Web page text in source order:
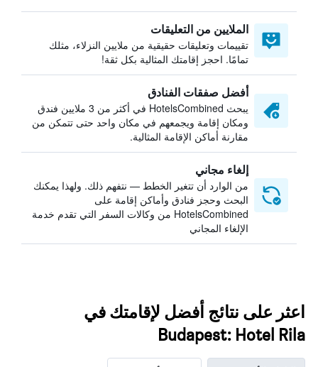
الملايين من التعليقات
تقييمات وتعليقات حقيقية من ملايين النزلاء، مثلك
تمامًا. احجز إقامتك المثالية بكل ثقة!
أفضل صفقات الفنادق
يبحث HotelsCombined في أكثر من 3 ملايين فندق
ومكان إقامة ويجمعهم في مكان واحد حتى تتمكن من
مقارنة أماكن الإقامة المثالية.
إلغاء مجاني
من الوارد أن تتغير الخطط — نتفهم ذلك. ولهذا يمكنك
البحث وحجز فنادق وأماكن إقامة على
HotelsCombined من وكالات السفر التي تقدم خدمة
الإلغاء المجاني
اعثر على نتائج أفضل لإقامتك في
Budapest: Hotel Rila